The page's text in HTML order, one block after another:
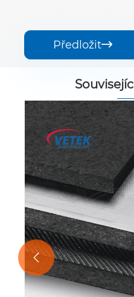
Předložit
